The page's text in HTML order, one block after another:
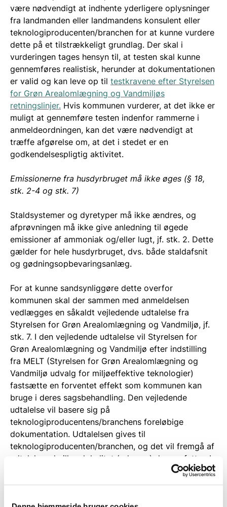
være nødvendigt at indhente yderligere oplysninger
fra landmanden eller landmandens konsulent eller
teknologiproducenten/branchen for at kunne vurdere
dette på et tilstrækkeligt grundlag. Der skal i
vurderingen tages hensyn til, at testen skal kunne
gennemføres realistisk, herunder at dokumentationen
er valid og kan leve op til testkravene efter Styrelsen
for Grøn Arealomlægning og Vandmiljøs
retningslinjer. Hvis kommunen vurderer, at det ikke er
muligt at gennemføre testen indenfor rammerne i
anmeldeordningen, kan det være nødvendigt at
træffe afgørelse om, at det i stedet er en
godkendelsespligtig aktivitet.
Emissionerne fra husdyrbruget må ikke øges (§ 18,
stk. 2-4 og stk. 7)
Staldsystemer og dyretyper må ikke ændres, og
afprøvningen må ikke give anledning til øgede
emissioner af ammoniak og/eller lugt, jf. stk. 2. Dette
gælder for hele husdyrbruget, dvs. både staldafsnit
og gødningsopbevaringsanlæg.
For at kunne sandsynliggøre dette overfor
kommunen skal der sammen med anmeldelsen
vedlægges en såkaldt vejledende udtalelse fra
Styrelsen for Grøn Arealomlægning og Vandmiljø, jf.
stk. 7. I den vejledende udtalelse vil Styrelsen for
Grøn Arealomlægning og Vandmiljø efter indstilling
fra MELT (Styrelsen for Grøn Arealomlægning og
Vandmiljø udvalg for miljøeffektive teknologier)
fastsætte en forventet effekt som kommunen kan
bruge i deres sagsbehandling. Den vejledende
udtalelse vil basere sig på
teknologiproducentens/branchens foreløbige
dokumentation. Udtalelsen gives til
teknologiproducenten/branchen, og det vil fremgå af
udtalelsen, hvilken lokalitet (adresse) den omfatter. I
den vejledende udtalelse vil der desuden være en
vejledning til kommunen om det nærmere indhold af